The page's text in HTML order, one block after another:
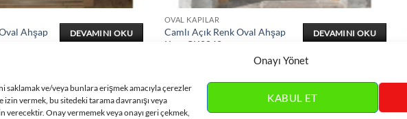
Onayı Yönet
ve/veya bunlara erişmek amacıyla çerezler
vermek, bu sitedeki tarama davranışı veya
Onay vermemek veya onayı geri çekmek,
KABUL ET
Ahşap
DEVAMINI OKU
OVAL KAPILAR
Camlı Açık Renk Oval Ahşap
Kapı ÇK2042
DEVAMINI OKU